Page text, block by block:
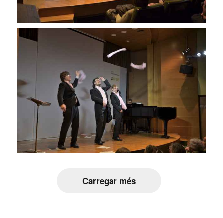
Carregar més